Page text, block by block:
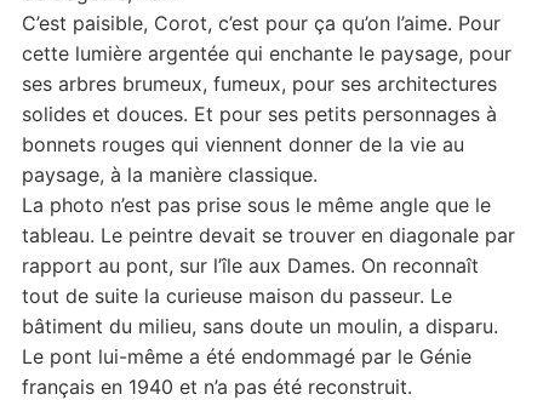
C’est paisible, Corot, c’est pour ça qu’on l’aime. Pour
cette lumière argentée qui enchante le paysage, pour
ses arbres brumeux, fumeux, pour ses architectures
solides et douces. Et pour ses petits personnages à
bonnets rouges qui viennent donner de la vie au
paysage, à la manière classique.
La photo n’est pas prise sous le même angle que le
tableau. Le peintre devait se trouver en diagonale par
rapport au pont, sur l’île aux Dames. On reconnaît
tout de suite la curieuse maison du passeur. Le
bâtiment du milieu, sans doute un moulin, a disparu.
Le pont lui-même a été endommagé par le Génie
français en 1940 et n’a pas été reconstruit.